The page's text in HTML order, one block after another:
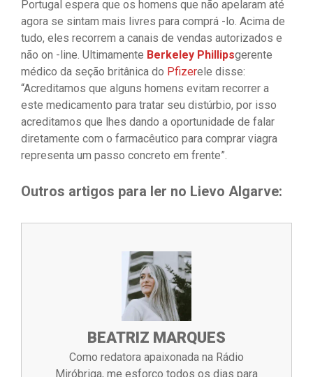
Portugal espera que os homens que não apelaram até
agora se sintam mais livres para comprá -lo. Acima de
tudo, eles recorrem a canais de vendas autorizados e
não on -line. Ultimamente Berkeley Phillipsgerente
médico da seção britânica do Pfizerele disse:
“Acreditamos que alguns homens evitam recorrer a
este medicamento para tratar seu distúrbio, por isso
acreditamos que lhes dando a oportunidade de falar
diretamente com o farmacêutico para comprar viagra
representa um passo concreto em frente”.
Outros artigos para ler no Lievo Algarve:
BEATRIZ MARQUES
Como redatora apaixonada na Rádio
Miróbriga, me esforço todos os dias para